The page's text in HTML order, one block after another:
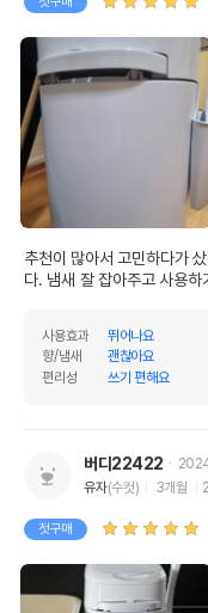
추천이 많아서 고민하다가
다. 냄새 잘 잡아주고 사용하
사용효과
뛰어나요
향/냄새
괜찮아요
편리성
쓰기 편해요
버디22422
유자(수컷) 3개월
첫구매